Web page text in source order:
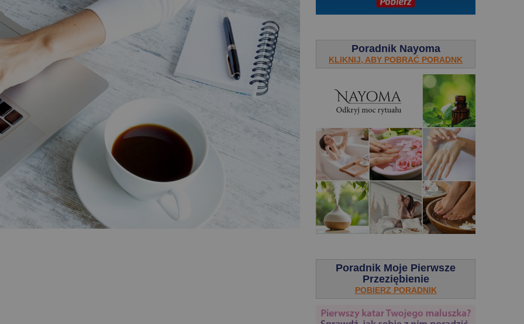
Poradnik Nayoma
KLIKNIJ, ABY POBRAĆ PORADNK
Poradnik Moje Pierwsze
Przeziębienie
POBIERZ PORADNIK